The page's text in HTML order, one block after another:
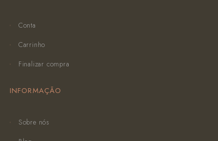
Conta
Carrinho
Finalizar compra
INFORMAÇÃO
Sobre nós